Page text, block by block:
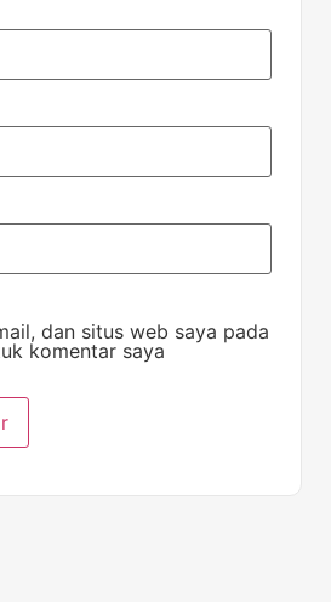
dan situs web saya pada
komentar saya